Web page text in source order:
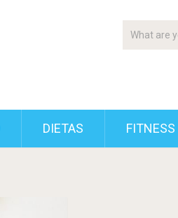
DIETAS FITNESS